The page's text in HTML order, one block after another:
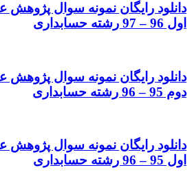
اول 96 – 97 رشته حسابداری
دوم 95 – 96 رشته حسابداری
اول 95 – 96 رشته حسابداری